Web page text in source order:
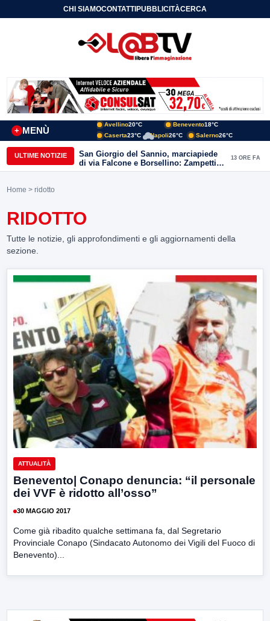
CHI SIAMOCONTATTIPUBBLICITÀCERCA
MENÙ
+
Avellino20°C Benevento18°C
Caserta23°C Napoli26°C Salerno26°C
ULTIME NOTIZIE
San Giorgio del Sannio, marciapiede
di via Falcone e Borsellino: Zampetti e
Lombardi replicano alle polemiche
13 ORE FA
Home > ridotto
RIDOTTO
Tutte le notizie, gli approfondimenti e gli aggiornamenti della
sezione.
ATTUALITÀ
Benevento| Conapo denuncia: “il personale
dei VVF è ridotto all’osso”
30 MAGGIO 2017
Come già ribadito qualche settimana fa, dal Segretario
Provinciale Conapo (Sindacato Autonomo dei Vigili del Fuoco di
Benevento)...